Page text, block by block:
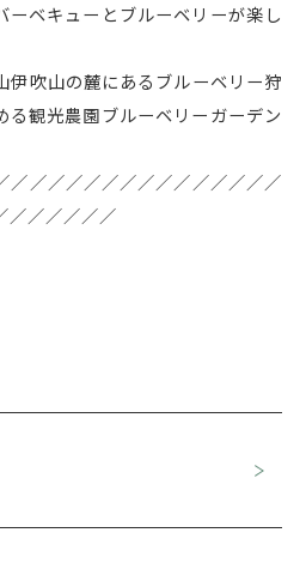
ーベキューとブルーベリーが楽し
伊吹山の麓にあるブルーベリー狩
る観光農園ブルーベリーガーデン
／／／／／／／／／／／／／／／
／／／／／／